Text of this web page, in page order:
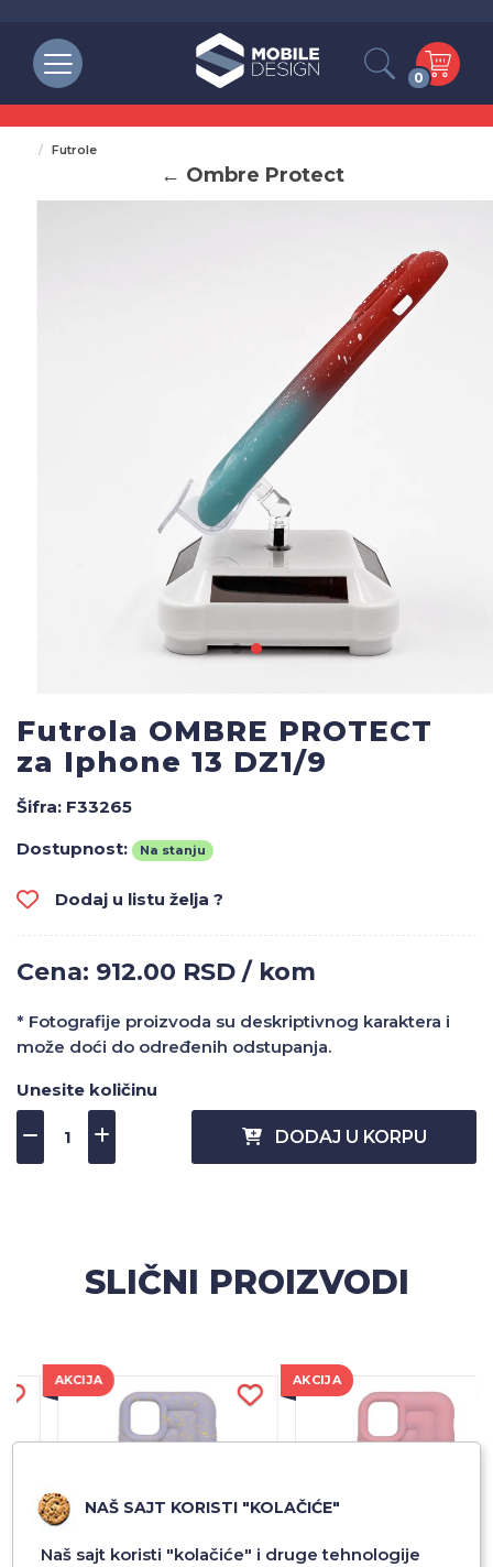
0
Futrole
← Ombre Protect
Futrola OMBRE PROTECT
za Iphone 13 DZ1/9
Šifra: F33265
Dostupnost:
Na stanju
Dodaj u listu želja ?
Cena: 912.00 RSD / kom
* Fotografije proizvoda su deskriptivnog karaktera i
može doći do određenih odstupanja.
Unesite količinu
DODAJ U KORPU
SLIČNI PROIZVODI
AKCIJA AKCIJA
NAŠ SAJT KORISTI "KOLAČIĆE"
Naš sajt koristi "kolačiće" i druge tehnologije